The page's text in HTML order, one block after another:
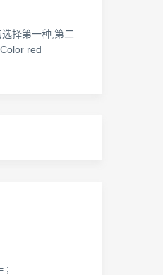
择第一种,第二
red
;